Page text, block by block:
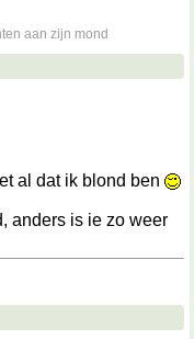
aan zijn mond
al dat ik blond ben
anders is ie zo weer